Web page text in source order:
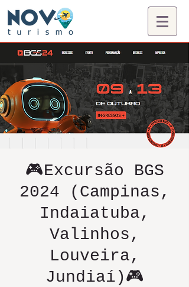
🎮Excursão BGS
2024 (Campinas,
Indaiatuba,
Valinhos,
Louveira,
Jundiaí)🎮